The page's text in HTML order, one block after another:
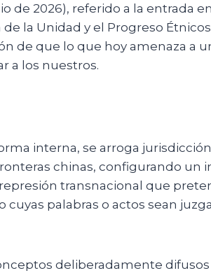
de 2026), referido a la entrada
la Unidad y el Progreso
de que lo que hoy amenaza a
a los nuestros.
interna, se arroga
chinas, configurando un
transnacional que
palabras o actos sean
deliberadamente